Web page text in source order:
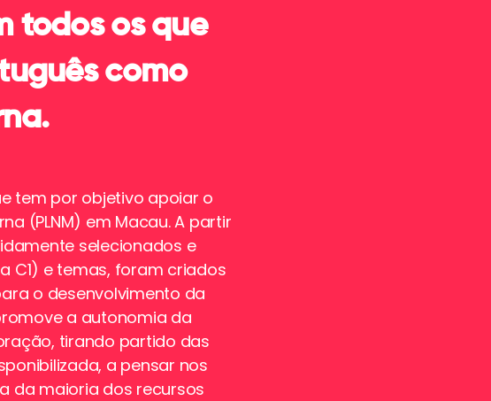
todos os que
como
tem por objetivo apoiar o
(PLNM) em Macau. A partir
selecionados e
C1) e temas, foram criados
o desenvolvimento da
a autonomia da
tirando partido das
a pensar nos
da maioria dos recursos